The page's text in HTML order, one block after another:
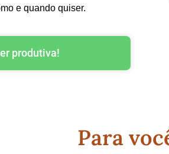
e quando quiser.
produtiva!
Para